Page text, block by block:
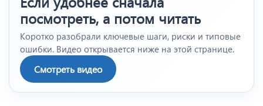
посмотреть, а потом читать
Коротко разобрали ключевые шаги, риски и типовые
ошибки. Видео открывается ниже на этой странице.
Смотреть видео